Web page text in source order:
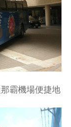
霸機場便捷地